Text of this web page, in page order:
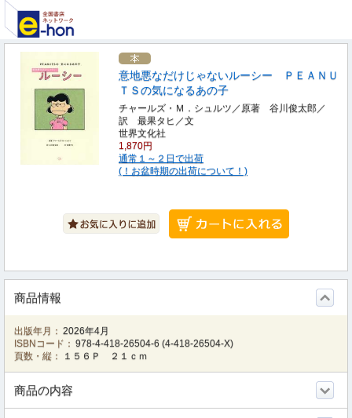
意地悪なだけじゃないルーシー ＰＥＡＮＵ
ＴＳの気になるあの子
チャールズ・Ｍ．シュルツ／原著 谷川俊太郎／
訳 最果タヒ／文
世界文化社
1,870円
通常１～２日で出荷
(！お盆時期の出荷について！)
商品情報
出版年月： 2026年4月
ISBNコード： 978-4-418-26504-6 (4-418-26504-X)
頁数・縦：
１５６Ｐ ２１ｃｍ
商品の内容